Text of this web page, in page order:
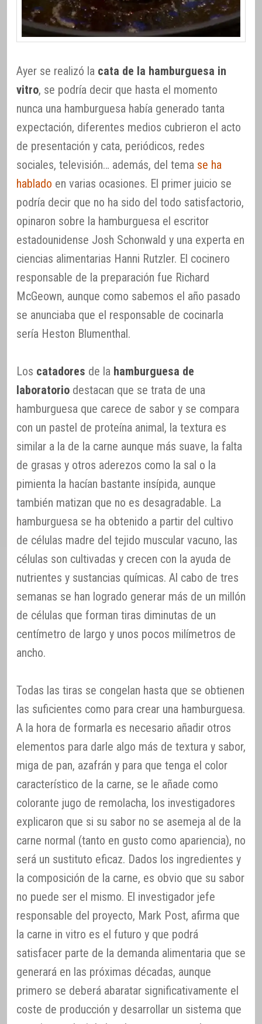
Ayer se realizó la cata de la hamburguesa in
vitro, se podría decir que hasta el momento
nunca una hamburguesa había generado tanta
expectación, diferentes medios cubrieron el acto
de presentación y cata, periódicos, redes
sociales, televisión… además, del tema se ha
hablado en varias ocasiones. El primer juicio se
podría decir que no ha sido del todo satisfactorio,
opinaron sobre la hamburguesa el escritor
estadounidense Josh Schonwald y una experta en
ciencias alimentarias Hanni Rutzler. El cocinero
responsable de la preparación fue Richard
McGeown, aunque como sabemos el año pasado
se anunciaba que el responsable de cocinarla
sería Heston Blumenthal.
Los catadores de la hamburguesa de
laboratorio destacan que se trata de una
hamburguesa que carece de sabor y se compara
con un pastel de proteína animal, la textura es
similar a la de la carne aunque más suave, la falta
de grasas y otros aderezos como la sal o la
pimienta la hacían bastante insípida, aunque
también matizan que no es desagradable. La
hamburguesa se ha obtenido a partir del cultivo
de células madre del tejido muscular vacuno, las
células son cultivadas y crecen con la ayuda de
nutrientes y sustancias químicas. Al cabo de tres
semanas se han logrado generar más de un millón
de células que forman tiras diminutas de un
centímetro de largo y unos pocos milímetros de
ancho.
Todas las tiras se congelan hasta que se obtienen
las suficientes como para crear una hamburguesa.
A la hora de formarla es necesario añadir otros
elementos para darle algo más de textura y sabor,
miga de pan, azafrán y para que tenga el color
característico de la carne, se le añade como
colorante jugo de remolacha, los investigadores
explicaron que si su sabor no se asemeja al de la
carne normal (tanto en gusto como apariencia), no
será un sustituto eficaz. Dados los ingredientes y
la composición de la carne, es obvio que su sabor
no puede ser el mismo. El investigador jefe
responsable del proyecto, Mark Post, afirma que
la carne in vitro es el futuro y que podrá
satisfacer parte de la demanda alimentaria que se
generará en las próximas décadas, aunque
primero se deberá abaratar significativamente el
coste de producción y desarrollar un sistema que